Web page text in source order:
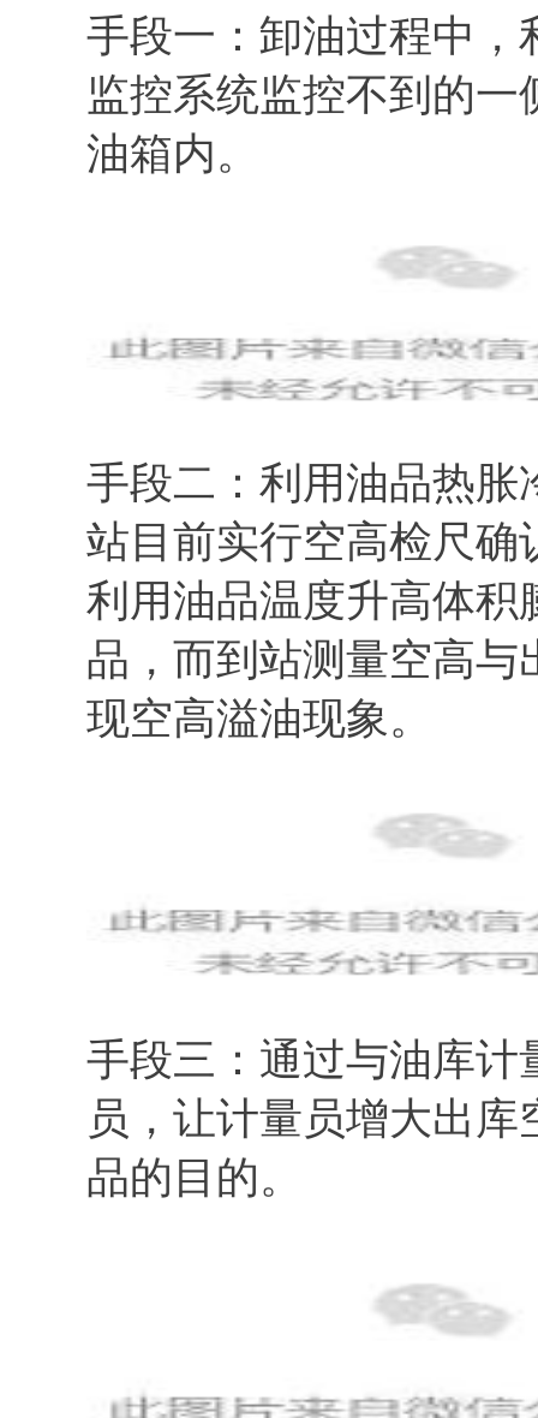
手段一：卸油过程中，
监控系统监控不到的
油箱内。
手段二：利用油品热胀
站目前实行空高检尺确
利用油品温度升高体积
品，而到站测量空高
现空高溢油现象。
手段三：通过与油库计
员，让计量员增大出
品的目的。